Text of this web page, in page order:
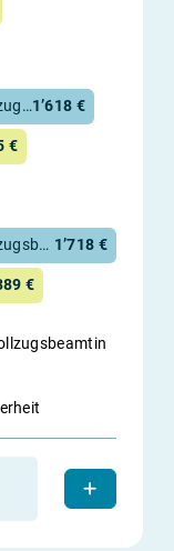
Polizeivollzugsbeamter / Polizeivollzugsbeamtin im mittleren Dienst1’618 €
€
Polizeivollzugsbeamter / Polizeivollzugsbeamtin im mittleren Dienst 1’718 €
€